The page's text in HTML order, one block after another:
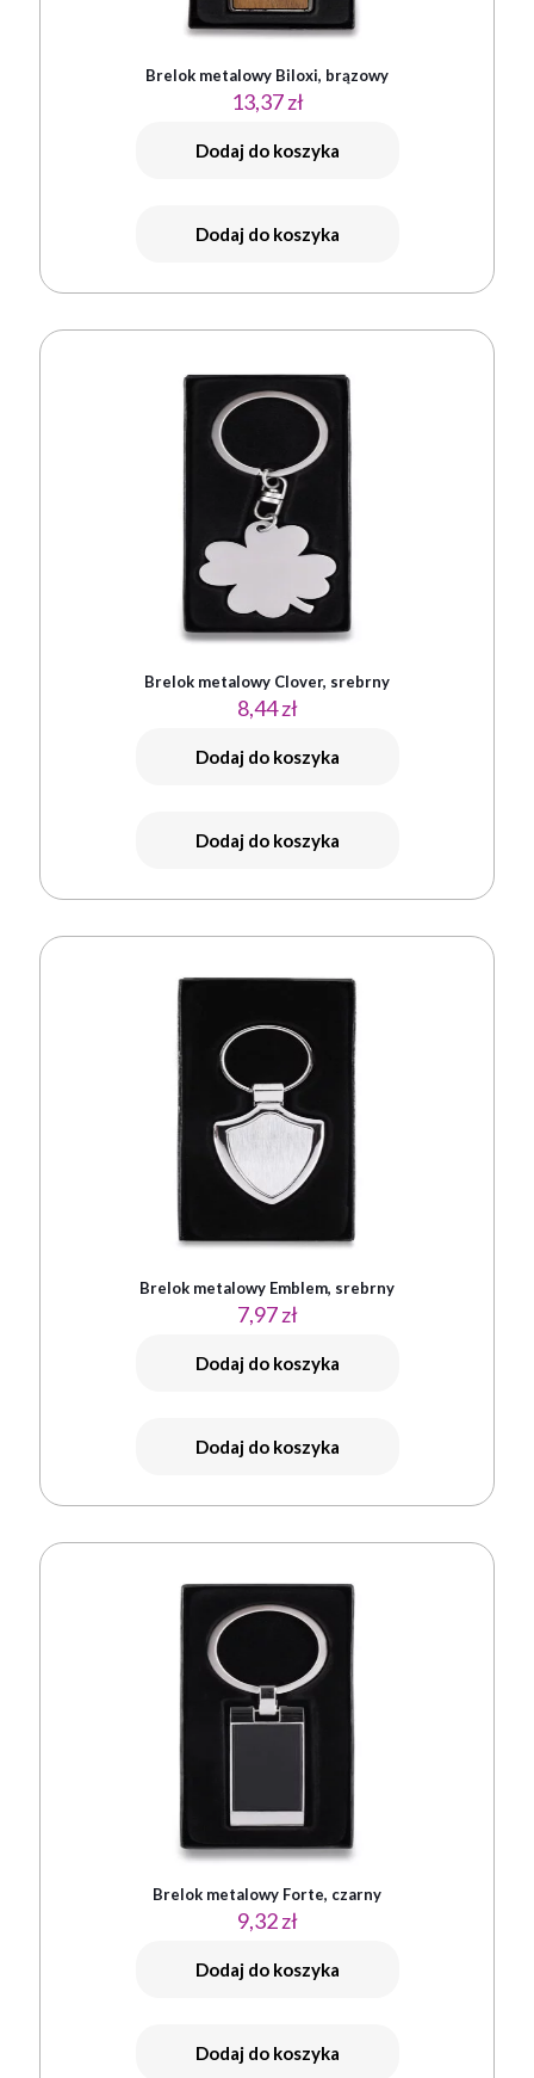
Brelok metalowy Biloxi, brązowy
13,37zł
Dodaj do koszyka
Dodaj do koszyka
Brelok metalowy Clover, srebrny
8,44zł
Dodaj do koszyka
Dodaj do koszyka
Brelok metalowy Emblem, srebrny
7,97zł
Dodaj do koszyka
Dodaj do koszyka
Brelok metalowy Forte, czarny
9,32zł
Dodaj do koszyka
Dodaj do koszyka